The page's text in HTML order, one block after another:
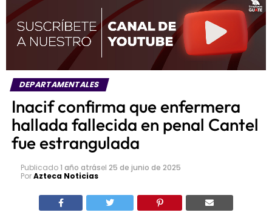
DEPARTAMENTALES
Inacif confirma que enfermera
hallada fallecida en penal Cantel
fue estrangulada
Publicado1 año atrásel 25 de junio de 2025
PorAzteca Noticias